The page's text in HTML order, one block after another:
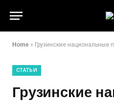
Home » Грузинские национальные
СТАТЬИ
Грузинские